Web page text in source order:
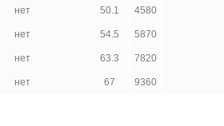
нет 50.1 4580
нет 54.5 5870
нет 63.3 7820
нет 67 9360